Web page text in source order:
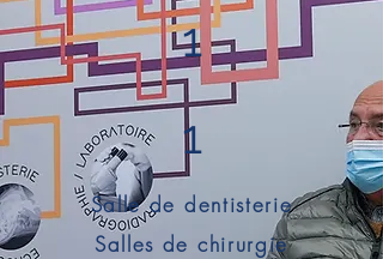
1
1
Salle de dentisterie
Salles de chirurgie